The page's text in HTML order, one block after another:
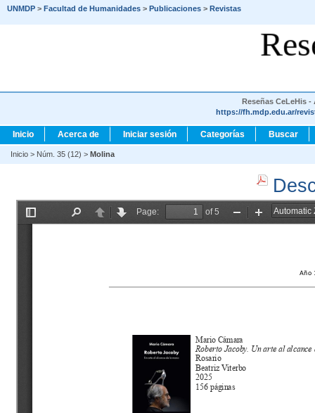
UNMDP > Facultad de Humanidades > Publicaciones > Revistas
Reseñas CeLeHis
https://fh.mdp.edu.ar/
Inicio Acerca de Iniciar sesión Categorías Buscar
Inicio > Núm. 35 (12) > Molina